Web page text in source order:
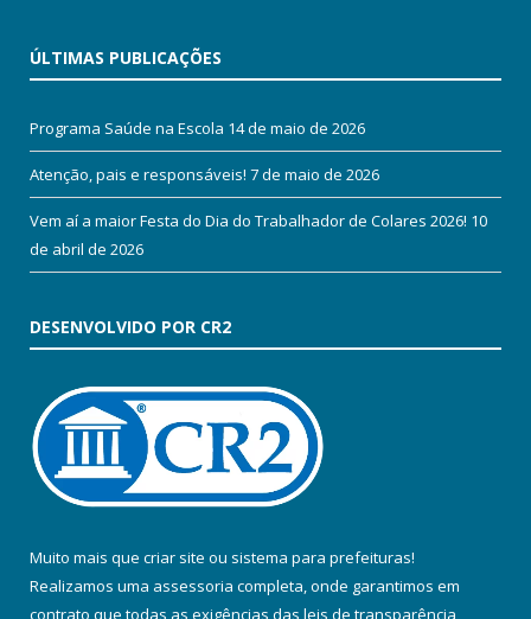
ÚLTIMAS PUBLICAÇÕES
Programa Saúde na Escola 14 de maio de 2026
Atenção, pais e responsáveis! 7 de maio de 2026
Vem aí a maior Festa do Dia do Trabalhador de Colares 2026! 10
de abril de 2026
DESENVOLVIDO POR CR2
Muito mais que criar site ou sistema para prefeituras!
Realizamos uma assessoria completa, onde garantimos em
contrato que todas as exigências das leis de transparência